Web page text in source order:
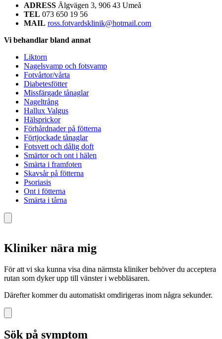
ADRESS Älgvägen 3, 906 43 Umeå
TEL 073 650 19 56
MAIL ross.fotvardsklinik@hotmail.com
Vi behandlar bland annat
Liktorn
Nagelsvamp och fotsvamp
Fotvårtor/vårta
Diabetesfötter
Missfärgade tånaglar
Nageltrång
Hallux Valgus
Hälsprickor
Förhårdnader på fötterna
Förtjockade tånaglar
Fotsvett och dålig doft
Smärtor och ont i hälen
Smärta i framfoten
Skavsår på fötterna
Psoriasis
Ont i fötterna
Smärta i tårna
Kliniker nära mig
För att vi ska kunna visa dina närmsta kliniker behöver du acceptera
rutan som dyker upp till vänster i webbläsaren.
Därefter kommer du automatiskt omdirigeras inom några sekunder.
Sök på symptom